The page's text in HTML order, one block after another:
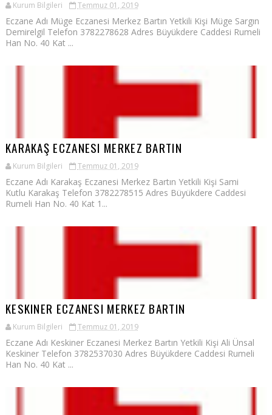
Kurum Bilgileri Temmuz 01, 2019
Eczane Adı Müge Eczanesi Merkez Bartın Yetkili Kişi Müge Sargın
Demirelgil Telefon 3782278628 Adres Büyükdere Caddesi Rumeli
Han No. 40 Kat ...
KARAKAŞ ECZANESI MERKEZ BARTIN
Kurum Bilgileri Temmuz 01, 2019
Eczane Adı Karakaş Eczanesi Merkez Bartın Yetkili Kişi Sami
Kutlu Karakaş Telefon 3782278515 Adres Büyükdere Caddesi
Rumeli Han No. 40 Kat 1...
KESKINER ECZANESI MERKEZ BARTIN
Kurum Bilgileri Temmuz 01, 2019
Eczane Adı Keskiner Eczanesi Merkez Bartın Yetkili Kişi Ali Ünsal
Keskiner Telefon 3782537030 Adres Büyükdere Caddesi Rumeli
Han No. 40 Kat ...